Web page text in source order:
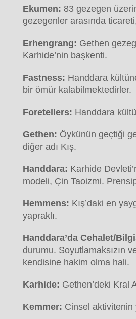
Ekumen: 83 gezegen
gezegenler arasında
Erhengrang: Gethen
Karhide’nin başkenti.
Fastness: Handdara
bir ömür kalabilmektedirler.
Foretellers: Handdara
Gethen: Öykünün geçtiği
diğer adı Kış.
Handdara: Karhide
modeli, Çin Taoizmi.
Hemmens: Kış’daki en
yapraklı.
Handdara’da Cehalet/
durumu. Soyutlamaksızın
kendisine hakim olma hali.
Karhide: Gethen’deki Kral
Kemmer: Cinsel aktivitenin